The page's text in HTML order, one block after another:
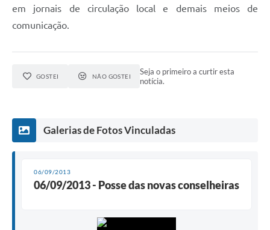
em jornais de circulação local e demais meios de
comunicação.
GOSTEI NÃO GOSTEI
Seja o primeiro a curtir esta
notícia.
Galerias de Fotos Vinculadas
06/09/2013
06/09/2013 - Posse das novas conselheiras